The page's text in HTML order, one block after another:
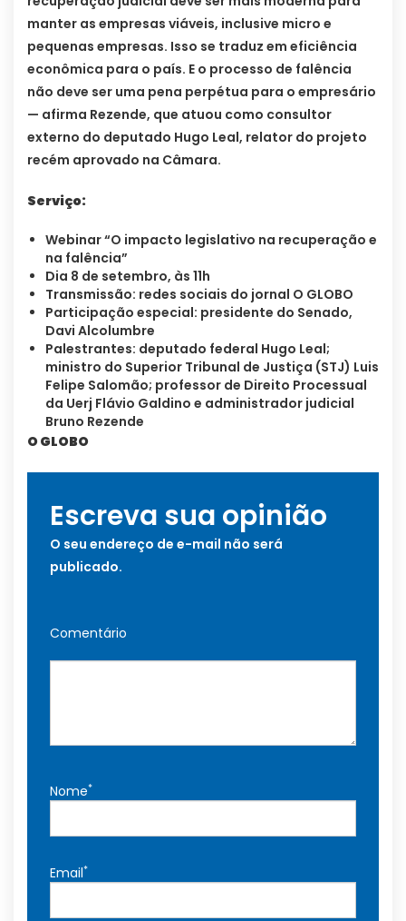
manter as empresas viáveis, inclusive micro e
pequenas empresas. Isso se traduz em eficiência
econômica para o país. E o processo de falência
não deve ser uma pena perpétua para o empresário
— afirma Rezende, que atuou como consultor
externo do deputado Hugo Leal, relator do projeto
recém aprovado na Câmara.
Serviço:
Webinar “O impacto legislativo na recuperação e
na falência”
Dia 8 de setembro, às 11h
Transmissão: redes sociais do jornal O GLOBO
Participação especial: presidente do Senado,
Davi Alcolumbre
Palestrantes: deputado federal Hugo Leal;
ministro do Superior Tribunal de Justiça (STJ) Luis
Felipe Salomão; professor de Direito Processual
da Uerj Flávio Galdino e administrador judicial
Bruno Rezende
O GLOBO
Escreva sua opinião
O seu endereço de e-mail não será
publicado.
Comentário
Nome*
Email*